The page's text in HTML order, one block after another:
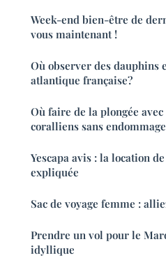
Week-end bien-être de
vous maintenant !
Où observer des dauphins
atlantique française?
Où faire de la plongée
coralliens sans
Yescapa avis : la location
expliquée
Sac de voyage femme :
Prendre un vol pour le
idyllique